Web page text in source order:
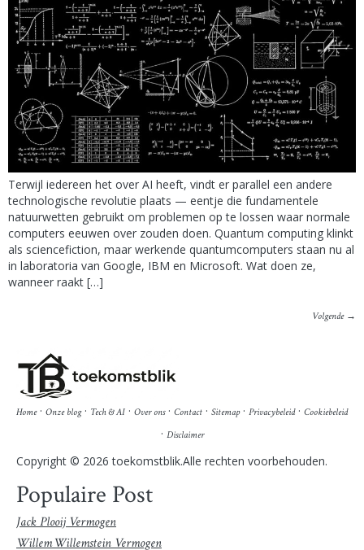
Terwijl iedereen het over AI heeft, vindt er parallel een andere
technologische revolutie plaats — eentje die fundamentele
natuurwetten gebruikt om problemen op te lossen waar normale
computers eeuwen over zouden doen. Quantum computing klinkt
als sciencefiction, maar werkende quantumcomputers staan nu al
in laboratoria van Google, IBM en Microsoft. Wat doen ze,
wanneer raakt […]
Volgende →
Home· Onze blog· Tech & AI · Over ons· Contact · Sitemap· Privacybeleid· Cookiebeleid
· Disclaimer
Copyright © 2026 toekomstblik.Alle rechten voorbehouden.
Populaire Post
Jack Plooij Vermogen
Willem Willemstein Vermogen